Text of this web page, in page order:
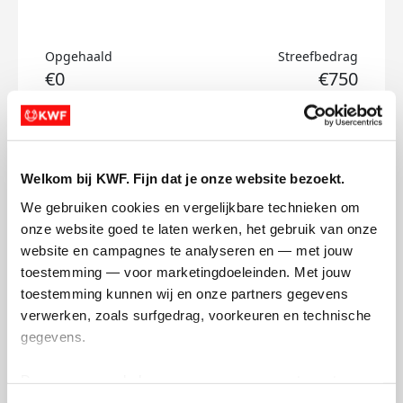
Welkom bij KWF. Fijn dat je onze website bezoekt.
We gebruiken cookies en vergelijkbare technieken om
onze website goed te laten werken, het gebruik van onze
website en campagnes te analyseren en — met jouw
toestemming — voor marketingdoeleinden. Met jouw
toestemming kunnen wij en onze partners gegevens
verwerken, zoals surfgedrag, voorkeuren en technische
gegevens.
Opgehaald
€0
Streefbedrag
€750
Doneer
Ido's badges